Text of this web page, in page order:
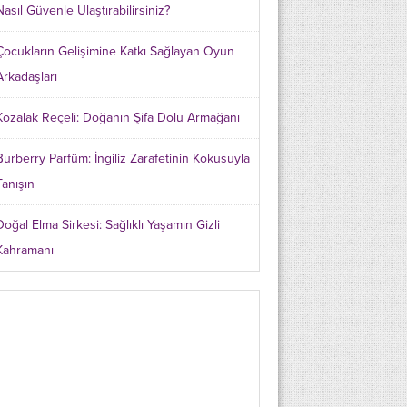
Güvenle Ulaştırabilirsiniz?
Gelişimine Katkı Sağlayan Oyun
Reçeli: Doğanın Şifa Dolu Armağanı
Parfüm: İngiliz Zarafetinin Kokusuyla
Elma Sirkesi: Sağlıklı Yaşamın Gizli